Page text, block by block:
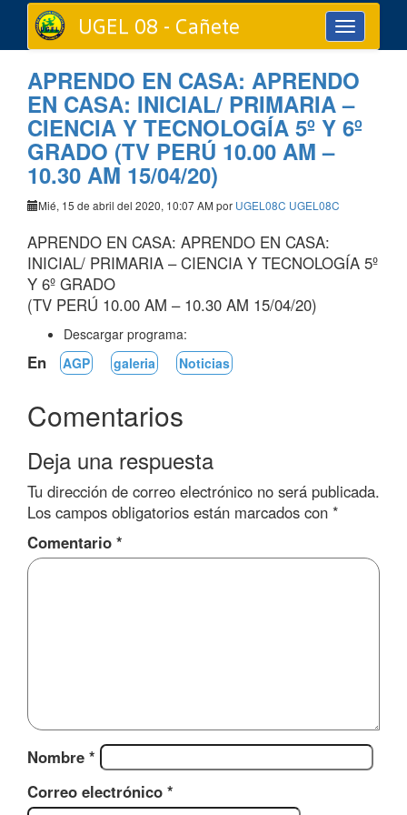
Toggle
navigation
UGEL 08 - Cañete
APRENDO EN CASA: APRENDO
EN CASA: INICIAL/ PRIMARIA –
CIENCIA Y TECNOLOGÍA 5º Y 6º
GRADO (TV PERÚ 10.00 AM –
10.30 AM 15/04/20)
Mié, 15 de abril del 2020, 10:07 AM por UGEL08C UGEL08C
APRENDO EN CASA: APRENDO EN CASA:
INICIAL/ PRIMARIA – CIENCIA Y TECNOLOGÍA 5º
Y 6º GRADO
(TV PERÚ 10.00 AM – 10.30 AM 15/04/20)
Descargar programa:
En AGP galeria Noticias
Comentarios
Deja una respuesta
Tu dirección de correo electrónico no será publicada.
Los campos obligatorios están marcados con *
Comentario *
Nombre *
Correo electrónico *